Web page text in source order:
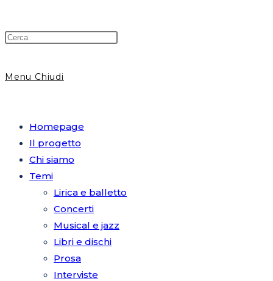
Menu Chiudi
Homepage
Il progetto
Chi siamo
Temi
Lirica e balletto
Concerti
Musical e jazz
Libri e dischi
Prosa
Interviste